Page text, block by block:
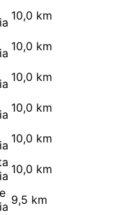
10,0 km
10,0 km
10,0 km
10,0 km
10,0 km
10,0 km
9,5 km